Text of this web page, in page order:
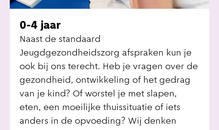
0-4 jaar
Naast de standaard
Jeugdgezondheidszorg afspraken kun je
ook bij ons terecht. Heb je vragen over de
gezondheid, ontwikkeling of het gedrag
van je kind? Of worstel je met slapen,
eten, een moeilijke thuissituatie of iets
anders in de opvoeding? Wij denken